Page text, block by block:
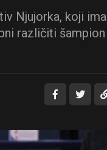
Njujorka, koji
različiti